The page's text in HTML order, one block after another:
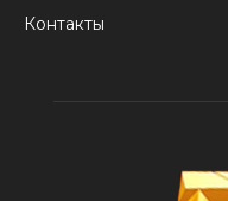
Контакты